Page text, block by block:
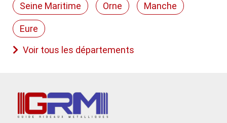
Seine Maritime Orne Manche
Eure
Voir tous les départements